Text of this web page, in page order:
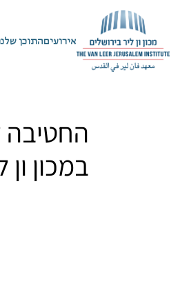
אירועיםהתוכן
החטיבה
במכון ון